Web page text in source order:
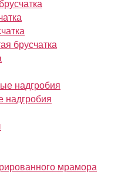
брусчатка
надгробия
надгробия
мрамора